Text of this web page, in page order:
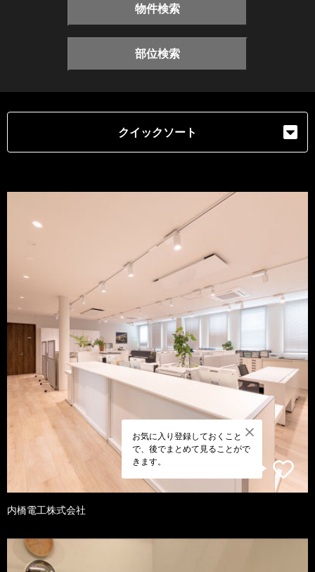
物件検索
部位検索
クイックソート
お気に入り登録しておくこと
で、後でまとめて見ることがで
きます。
内橋電工株式会社